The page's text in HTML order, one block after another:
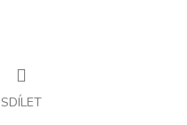
SDÍLET